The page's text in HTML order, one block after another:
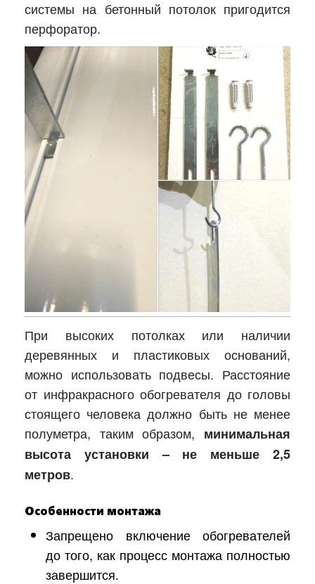
системы на бетонный потолок пригодится
перфоратор.
При высоких потолках или наличии
деревянных и пластиковых оснований,
можно использовать подвесы. Расстояние
от инфракрасного обогревателя до головы
стоящего человека должно быть не менее
полуметра, таким образом, минимальная
высота установки – не меньше 2,5
метров.
Особенности монтажа
Запрещено включение обогревателей
до того, как процесс монтажа полностью
завершится.